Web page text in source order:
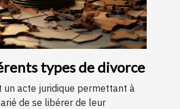
types de divorce
un acte juridique permettant à
de se libérer de leur